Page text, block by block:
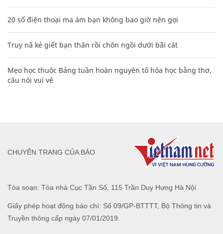
20 số điện thoại ma ám bạn không bao giờ nên gọi
Truy nã kẻ giết bạn thân rồi chôn ngồi dưới bãi cát
Mẹo học thuộc Bảng tuần hoàn nguyên tố hóa học bằng thơ,
câu nói vui vẻ
Tòa soạn: Tòa nhà Cục Tần Số, 115 Trần Duy Hưng Hà Nội
Giấy phép hoạt động báo chí: Số 09/GP-BTTTT, Bộ Thông tin và
Truyền thông cấp ngày 07/01/2019.
CHUYÊN TRANG CỦA BÁO